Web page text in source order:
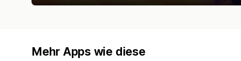
Mehr Apps wie diese